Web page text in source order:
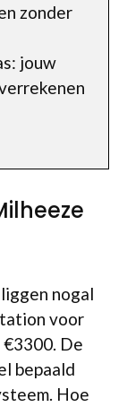
zonder
jouw
nogal
voor
De
bepaald
Hoe